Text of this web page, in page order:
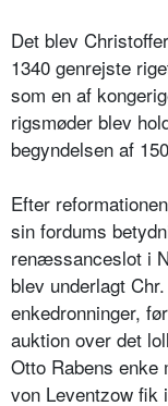
Det blev
1340 genrejste
som en af
rigsmøder blev
begyndelsen af
Efter
sin fordums
renæssanceslot i
blev underlagt
enkedronninger,
auktion over det
Otto Rabens
von Leventzow fik